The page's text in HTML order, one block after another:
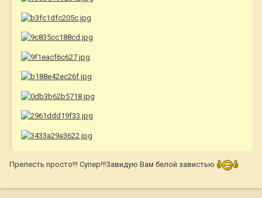
Прелесть просто!!! Супер!!!Завидую Вам белой завистью